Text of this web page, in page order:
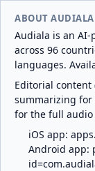
ABOUT AUDIALA
Audiala is an
across 96
languages.
Editorial content
summarizing for
for the full audio
iOS app:
Android app: